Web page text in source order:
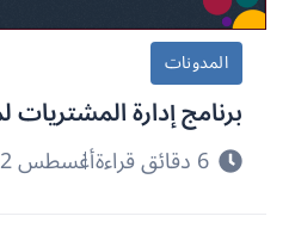
المدونات
برنامج إدارة المشتريات
6 دقائق قراءة أغسطس 2, 2026